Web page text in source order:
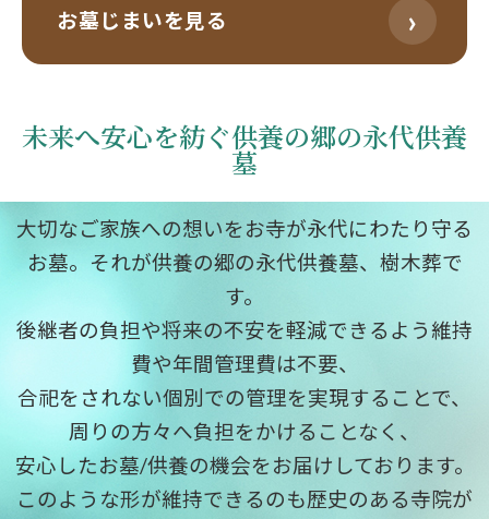
お墓じまいを見る ›
未来へ安心を紡ぐ供養の郷の永代供養
墓
大切なご家族への想いをお寺が永代にわたり守る
お墓。それが供養の郷の永代供養墓、樹木葬で
す。
後継者の負担や将来の不安を軽減できるよう維持
費や年間管理費は不要、
合祀をされない個別での管理を実現することで、
周りの方々へ負担をかけることなく、
安心したお墓/供養の機会をお届けしております。
このような形が維持できるのも歴史のある寺院が